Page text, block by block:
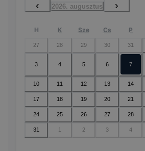
‹ 2026. augusztus ›
H K Sze Cs P
27 28 29 30 31
3 4 5 6 7
10 11 12 13 14
17 18 19 20 21
24 25 26 27 28
31 1 2 3 4